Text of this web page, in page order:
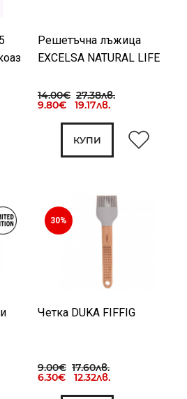
Решетъчна лъжица
EXCELSA NATURAL LIFE
14.00€ 27.38лв.
9.80€ 19.17лв.
КУПИ
30%
Четка DUKA FIFFIG
9.00€ 17.60лв.
6.30€ 12.32лв.